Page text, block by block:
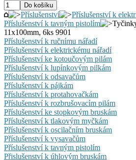
Příslušenství
Příslušenství k
Příslušenství k tavným pistolím
11x100mm, 6ks 9901
Příslušenství k ručnímu nářadí
Příslušenství k elektrickému nářadí
Příslušenství ke kotoučovým pilám
Příslušenství k lupínkovým pilkám
Příslušenství k odsavačům
Příslušenství k pájkám
Příslušenství k protahovačkám
Příslušenství k rozbrušovacím pilám
Příslušenství ke stopkovým bruskám
Příslušenství k tlakovým myčkám
Příslušenství k oscilačním bruskám
Příslušenství k vysavačům
Příslušenství k tavným pistolím
Přislušenství k úhlovým bruskám